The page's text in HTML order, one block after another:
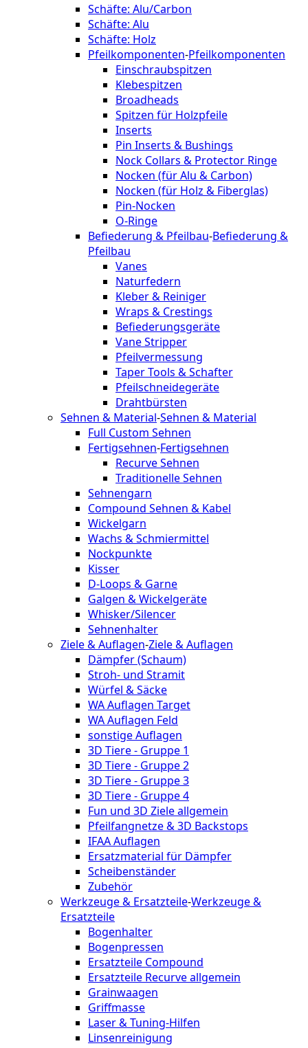
Schäfte: Alu/Carbon
Schäfte: Alu
Schäfte: Holz
Pfeilkomponenten-Pfeilkomponenten
Einschraubspitzen
Klebespitzen
Broadheads
Spitzen für Holzpfeile
Inserts
Pin Inserts & Bushings
Nock Collars & Protector Ringe
Nocken (für Alu & Carbon)
Nocken (für Holz & Fiberglas)
Pin-Nocken
O-Ringe
Befiederung & Pfeilbau-Befiederung &
Pfeilbau
Vanes
Naturfedern
Kleber & Reiniger
Wraps & Crestings
Befiederungsgeräte
Vane Stripper
Pfeilvermessung
Taper Tools & Schafter
Pfeilschneidegeräte
Drahtbürsten
Sehnen & Material-Sehnen & Material
Full Custom Sehnen
Fertigsehnen-Fertigsehnen
Recurve Sehnen
Traditionelle Sehnen
Sehnengarn
Compound Sehnen & Kabel
Wickelgarn
Wachs & Schmiermittel
Nockpunkte
Kisser
D-Loops & Garne
Galgen & Wickelgeräte
Whisker/Silencer
Sehnenhalter
Ziele & Auflagen-Ziele & Auflagen
Dämpfer (Schaum)
Stroh- und Stramit
Würfel & Säcke
WA Auflagen Target
WA Auflagen Feld
sonstige Auflagen
3D Tiere - Gruppe 1
3D Tiere - Gruppe 2
3D Tiere - Gruppe 3
3D Tiere - Gruppe 4
Fun und 3D Ziele allgemein
Pfeilfangnetze & 3D Backstops
IFAA Auflagen
Ersatzmaterial für Dämpfer
Scheibenständer
Zubehör
Werkzeuge & Ersatzteile-Werkzeuge &
Ersatzteile
Bogenhalter
Bogenpressen
Ersatzteile Compound
Ersatzteile Recurve allgemein
Grainwaagen
Griffmasse
Laser & Tuning-Hilfen
Linsenreinigung